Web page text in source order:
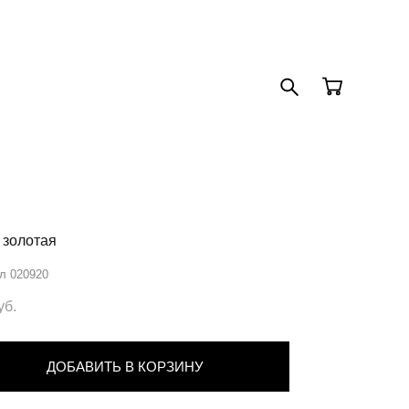
020920
ДОБАВИТЬ В КОРЗИНУ